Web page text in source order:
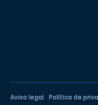
Aviso legal Política de